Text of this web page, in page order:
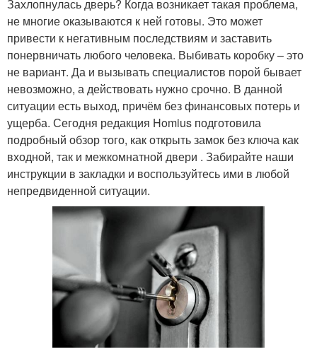
Захлопнулась дверь? Когда возникает такая проблема,
не многие оказываются к ней готовы. Это может
привести к негативным последствиям и заставить
понервничать любого человека. Выбивать коробку – это
не вариант. Да и вызывать специалистов порой бывает
невозможно, а действовать нужно срочно. В данной
ситуации есть выход, причём без финансовых потерь и
ущерба. Сегодня редакция Homius подготовила
подробный обзор того, как открыть замок без ключа как
входной, так и межкомнатной двери . Забирайте наши
инструкции в закладки и воспользуйтесь ими в любой
непредвиденной ситуации.